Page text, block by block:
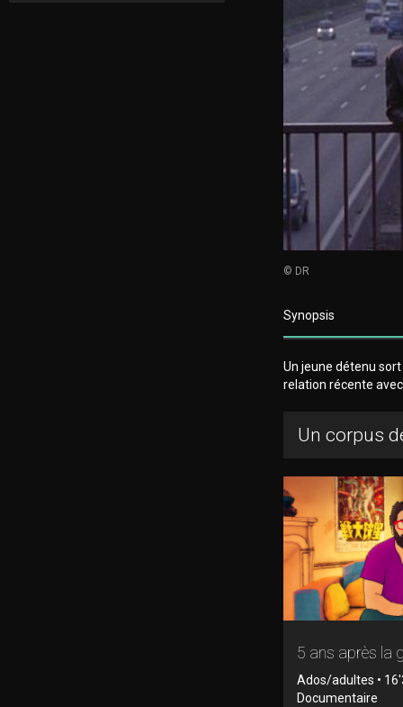
© DR
Synopsis
Un jeune détenu
relation récente
Un corpus
5 ans après la
Ados/adultes •
Documentaire